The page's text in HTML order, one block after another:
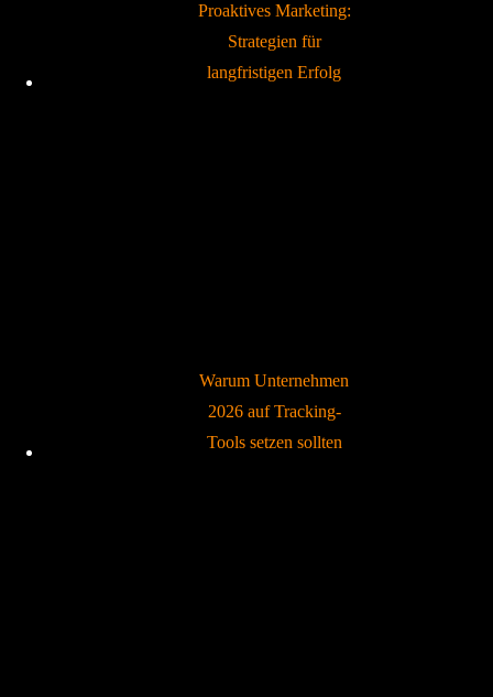
Proaktives Marketing:
Strategien für
langfristigen Erfolg
Warum Unternehmen
2026 auf Tracking-
Tools setzen sollten